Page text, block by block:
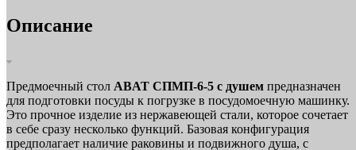
Описание
Предмоечный стол ABAT СПМП‑6‑5 с душем предназначен
для подготовки посуды к погрузке в посудомоечную машинку.
Это прочное изделие из нержавеющей стали, которое сочетает
в себе сразу несколько функций. Базовая конфигурация
предполагает наличие раковины и подвижного душа, с